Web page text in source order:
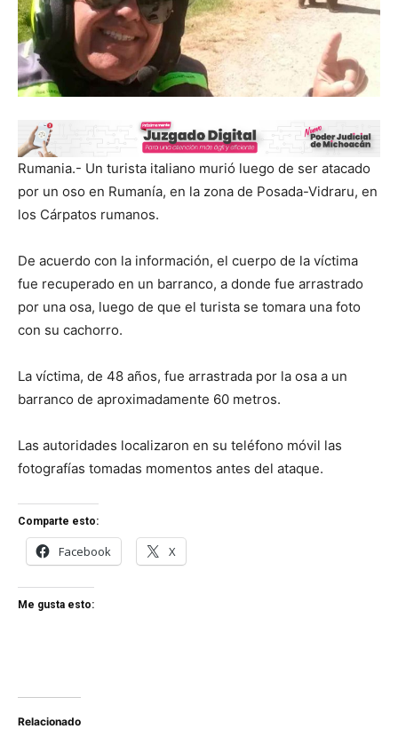
Rumania.- Un turista italiano murió luego de ser atacado
por un oso en Rumanía, en la zona de Posada-Vidraru, en
los Cárpatos rumanos.
De acuerdo con la información, el cuerpo de la víctima
fue recuperado en un barranco, a donde fue arrastrado
por una osa, luego de que el turista se tomara una foto
con su cachorro.
La víctima, de 48 años, fue arrastrada por la osa a un
barranco de aproximadamente 60 metros.
Las autoridades localizaron en su teléfono móvil las
fotografías tomadas momentos antes del ataque.
Comparte esto:
Facebook X
Me gusta esto:
Relacionado